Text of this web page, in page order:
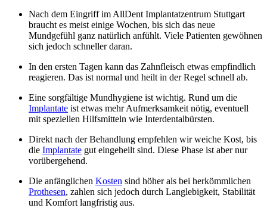
Nach dem Eingriff im AllDent Implantatzentrum Stuttgart
braucht es meist einige Wochen, bis sich das neue
Mundgefühl ganz natürlich anfühlt. Viele Patienten gewöhnen
sich jedoch schneller daran.
In den ersten Tagen kann das Zahnfleisch etwas empfindlich
reagieren. Das ist normal und heilt in der Regel schnell ab.
Eine sorgfältige Mundhygiene ist wichtig. Rund um die
Implantate ist etwas mehr Aufmerksamkeit nötig, eventuell
mit speziellen Hilfsmitteln wie Interdentalbürsten.
Direkt nach der Behandlung empfehlen wir weiche Kost, bis
die Implantate gut eingeheilt sind. Diese Phase ist aber nur
vorübergehend.
Die anfänglichen Kosten sind höher als bei herkömmlichen
Prothesen, zahlen sich jedoch durch Langlebigkeit, Stabilität
und Komfort langfristig aus.